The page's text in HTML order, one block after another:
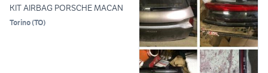
KIT AIRBAG PORSCHE MACAN
Torino(TO)